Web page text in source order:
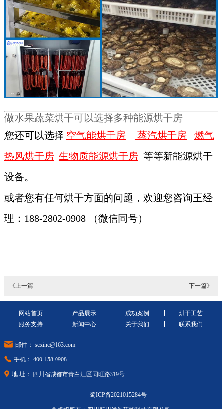
做水果蔬菜烘干可以选择多种能源烘干房
您还可以选择 空气能烘干房 蒸汽烘干房
燃气
热风烘干房 生物质能源烘干房 等等新能源烘干
设备。
或者您有任何烘干方面的问题，欢迎您咨询王经
理：188-2802-0908 （微信同号）
《上一篇 下一篇》
网站首页 产品展示 成功案例
烘干工艺
服务支持
新闻中心 关于我们 联系我们
邮件： scxinc@163.com
手机： 400-158-0908
地 址： 四川省成都市青白江区同旺路319号
蜀ICP备2021015284号